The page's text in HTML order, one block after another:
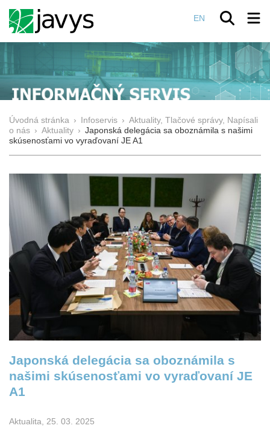
EN
Úvodná stránka › Infoservis › Aktuality, Tlačové správy, Napísali
o nás › Aktuality › Japonská delegácia sa oboznámila s našimi
skúsenosťami vo vyraďovaní JE A1
Japonská delegácia sa oboznámila s
našimi skúsenosťami vo vyraďovaní JE
A1
Aktualita, 25. 03. 2025